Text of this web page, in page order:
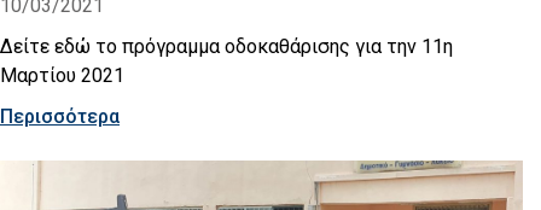
10/03/2021
Δείτε εδώ το πρόγραμμα οδοκαθάρισης για την 11η
Μαρτίου 2021
Περισσότερα